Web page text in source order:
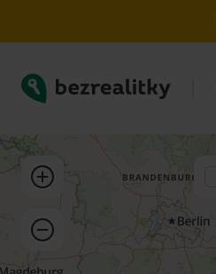
Bezrealitky
Zoom in
Zoom out